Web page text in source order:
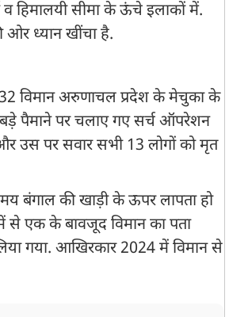
हिमालयी सीमा के ऊंचे इलाकों में.
ओर ध्यान खींचा है.
विमान अरुणाचल प्रदेश के मेचुका के
बड़े पैमाने पर चलाए गए सर्च ऑपरेशन
उस पर सवार सभी 13 लोगों को मृत
बंगाल की खाड़ी के ऊपर लापता हो
एक के बावजूद विमान का पता
गया. आखिरकार 2024 में विमान से